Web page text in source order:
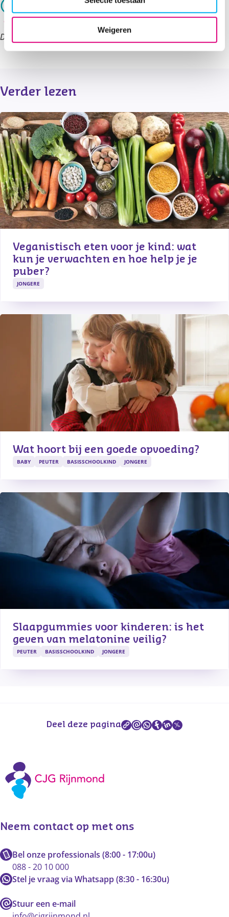
Weigeren
Deze informatie is afkomstig uit de
Verder lezen
Veganistisch eten voor je kind: wat
kun je verwachten en hoe help je je
puber?
JONGERE
Wat hoort bij een goede opvoeding?
BABY PEUTER BASISSCHOOLKIND JONGERE
Slaapgummies voor kinderen: is het
geven van melatonine veilig?
PEUTER BASISSCHOOLKIND JONGERE
Deel deze pagina
Neem contact op met ons
Bel onze professionals (8:00 - 17:00u)
088 - 20 10 000
Stel je vraag via Whatsapp (8:30 - 16:30u)
Stuur een e-mail